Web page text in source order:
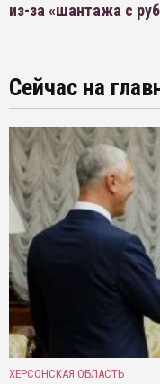
из-за «шантажа с
Сейчас на
ХЕРСОНСКАЯ ОБЛАСТЬ